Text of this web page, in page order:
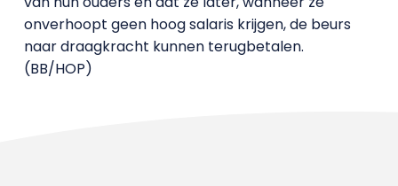
onverhoopt geen hoog salaris krijgen, de beurs
naar draagkracht kunnen terugbetalen.
(BB/HOP)